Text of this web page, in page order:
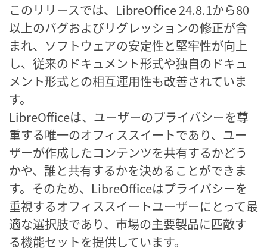
このリリースでは、LibreOffice 24.8.1から80
以上のバグおよびリグレッションの修正が含
まれ、ソフトウェアの安定性と堅牢性が向上
し、従来のドキュメント形式や独自のドキュ
メント形式との相互運用性も改善されていま
す。
LibreOfficeは、ユーザーのプライバシーを尊
重する唯一のオフィススイートであり、ユー
ザーが作成したコンテンツを共有するかどう
かや、誰と共有するかを決めることができま
す。そのため、LibreOfficeはプライバシーを
重視するオフィススイートユーザーにとって最
適な選択肢であり、市場の主要製品に匹敵す
る機能セットを提供しています。